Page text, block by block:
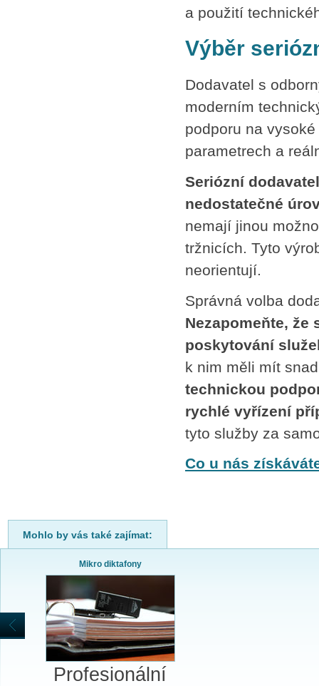
a použití
Výběr
Dodavatel s
moderním
podporu na
parametrech a
Seriózní
nedostatečné
nemají jinou
tržnicích. Tyto
neorientují.
Správná volba
Nezapomeňte,
poskytování
k nim měli mít
technickou
rychlé vyřízení
tyto služby za
Co u nás
Mohlo by vás také zajímat:
Mikro diktafony
Profesionální